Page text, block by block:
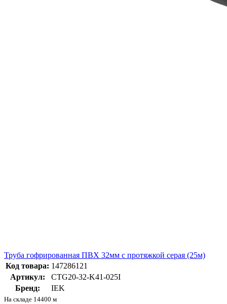
Труба гофрированная ПВХ 32мм с протяжкой серая (25м)
Код товара: 147286121
Артикул:
CTG20-32-K41-025I
Бренд:
IEK
На складе 14400 м